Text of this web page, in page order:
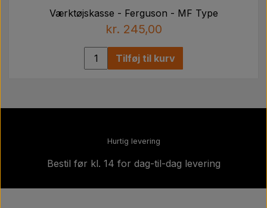
Værktøjskasse - Ferguson - MF Type
kr. 245,00
Tilføj til kurv
Hurtig levering
Bestil før kl. 14 for dag-til-dag levering